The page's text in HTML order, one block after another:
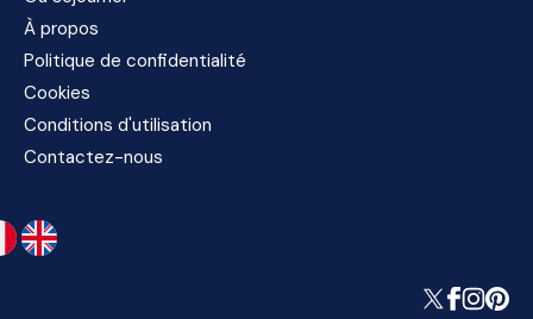
À propos
Politique de confidentialité
Cookies
Conditions d'utilisation
Contactez-nous